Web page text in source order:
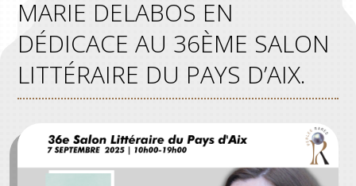
MARIE DELABOS EN
DÉDICACE AU 36ÈME SALON
LITTÉRAIRE DU PAYS D’AIX.